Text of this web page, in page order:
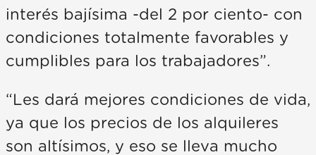
interés bajísima -del 2 por ciento- con
condiciones totalmente favorables y
cumplibles para los trabajadores”.
“Les dará mejores condiciones de vida,
ya que los precios de los alquileres
son altísimos, y eso se lleva mucho